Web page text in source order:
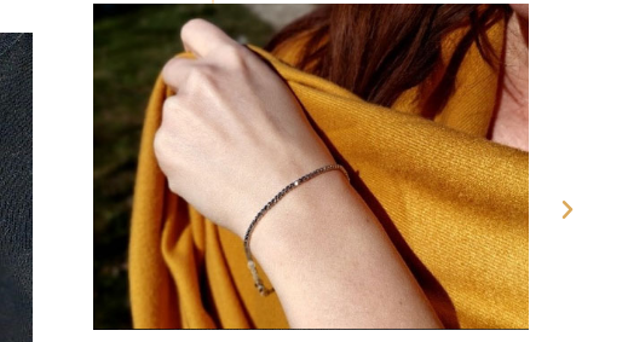
zlatníctva. Skrátka balíček zabalený
do posledného detailu. Tento eshop
určite všetkým odporúčam.